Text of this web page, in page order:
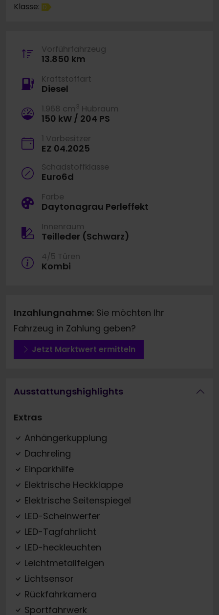
Klasse: D
Vorführfahrzeug
13.850 km
Kraftstoffart
Diesel
1.968 cm 3 Hubraum
150 kW / 204 PS
1 Vorbesitzer
EZ 04.2025
Schadstoffklasse
Euro6d
Farbe
Daytonagrau Perleffekt
Innenraum
Teilleder (Schwarz)
4/5 Türen
Kombi
Inzahlungnahme: Sie möchten Ihr
Fahrzeug in Zahlung geben?
Jetzt Marktwert ermitteln
Ausstattungshighlights
Extras
Anhängerkupplung
Dachreling
Einparkhilfe
Elektrische Heckklappe
Elektrische Seitenspiegel
LED-Scheinwerfer
LED-Tagfahrlicht
LED-heckleuchten
Leichtmetallfelgen
Lichtsensor
Rückfahrkamera
Sportfahrwerk